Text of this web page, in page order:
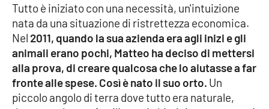
Sport
RUBRICHE
Good Morning Vietnam
Tutto è iniziato con una necessità, un'intuizione
nata da una situazione di ristrettezza economica.
Nel 2011, quando la sua azienda era agli inizi e gli
animali erano pochi, Matteo ha deciso di mettersi
alla prova, di creare qualcosa che lo aiutasse a far
fronte alle spese. Così è nato il suo orto. Un
piccolo angolo di terra dove tutto era naturale,